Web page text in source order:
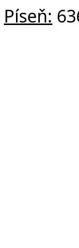
Píseň: